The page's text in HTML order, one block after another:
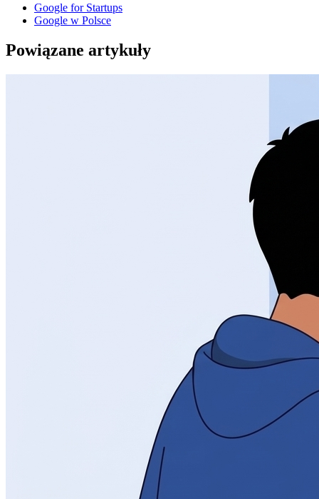
Google for Startups
Google w Polsce
Powiązane artykuły